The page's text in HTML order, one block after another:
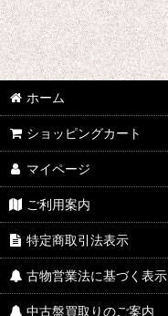
ホーム
ショッピングカート
マイページ
ご利用案内
特定商取引法表示
古物営業法に基づく表示
中古盤買取りのご案内